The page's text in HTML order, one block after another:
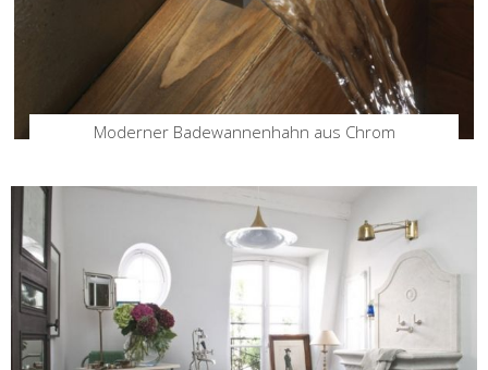
Moderner Badewannenhahn aus Chrom